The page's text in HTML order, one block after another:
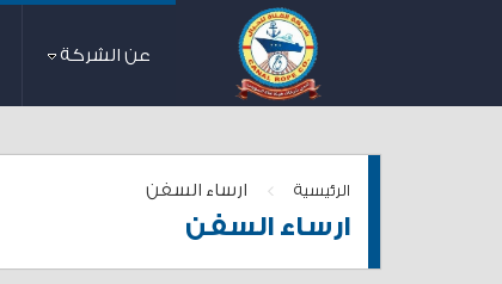
عن الشركة
الرئيسية > ارساء السفن
ارساء السفن